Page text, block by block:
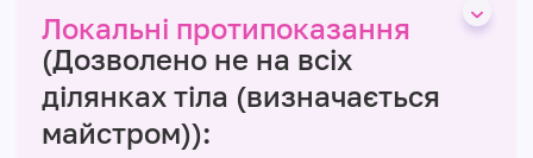
Локальні протипоказання
(Дозволено не на всіх
ділянках тіла (визначається
майстром)):